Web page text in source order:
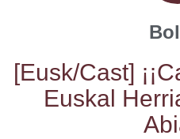
[Eusk/​Cast]
Eus­kal